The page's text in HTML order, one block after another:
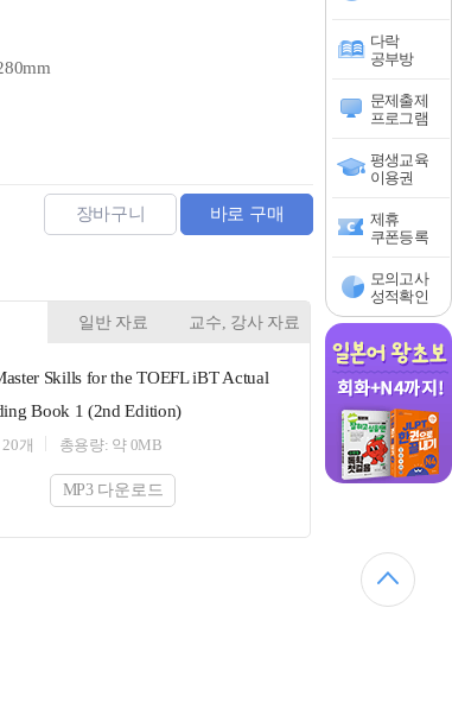
다락
공부방
문제출제
프로그램
평생교육
이용권
제휴
쿠폰등록
모의고사
성적확인
장바구니 바로 구매
일반 자료 교수, 강사 자료
Skills for the TOEFL iBT Actual
Book 1 (2nd Edition)
개 총용량: 약 0MB
MP3 다운로드